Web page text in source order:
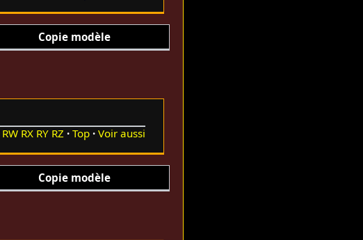
Copie modèle
RW RX RY RZ Top Voir aussi
Copie modèle